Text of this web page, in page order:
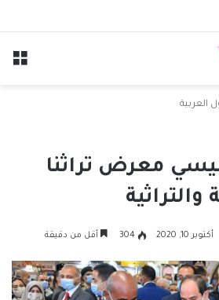
نظيفة في مواجهة ودية
العربية
معرض تراثنا
والتراثية
أكتوبر 10, 2020 304 أقل من دقيقة